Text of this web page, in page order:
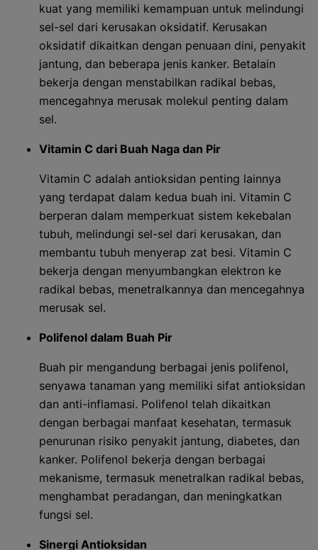
kuat yang memiliki kemampuan untuk melindungi
sel-sel dari kerusakan oksidatif. Kerusakan
oksidatif dikaitkan dengan penuaan dini, penyakit
jantung, dan beberapa jenis kanker. Betalain
bekerja dengan menstabilkan radikal bebas,
mencegahnya merusak molekul penting dalam
sel.
Vitamin C dari Buah Naga dan Pir
Vitamin C adalah antioksidan penting lainnya
yang terdapat dalam kedua buah ini. Vitamin C
berperan dalam memperkuat sistem kekebalan
tubuh, melindungi sel-sel dari kerusakan, dan
membantu tubuh menyerap zat besi. Vitamin C
bekerja dengan menyumbangkan elektron ke
radikal bebas, menetralkannya dan mencegahnya
merusak sel.
Polifenol dalam Buah Pir
Buah pir mengandung berbagai jenis polifenol,
senyawa tanaman yang memiliki sifat antioksidan
dan anti-inflamasi. Polifenol telah dikaitkan
dengan berbagai manfaat kesehatan, termasuk
penurunan risiko penyakit jantung, diabetes, dan
kanker. Polifenol bekerja dengan berbagai
mekanisme, termasuk menetralkan radikal bebas,
menghambat peradangan, dan meningkatkan
fungsi sel.
Sinergi Antioksidan